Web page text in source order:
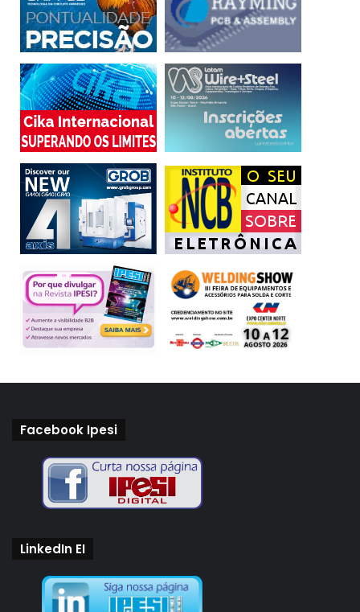
Empresarial
Dia 22 de maio, das 9h às 12h
1º Congresso ESS de Segurança e Hospitalidade
23 de maio, das 9h às 13h
24 de maio, das 9h às 13h
1º Encontro Internacional de Profissionais Certificados
Ceas
Dia 24 de maio, das 14h às 18h
Programação completa:
www.exposec.com.br
Local:
São Paulo Expo Exhibition & Convention Center
Rodovia dos Imigrantes, km 1,5 – São Paulo (SP)
Facebook Ipesi
LinkedIn EI